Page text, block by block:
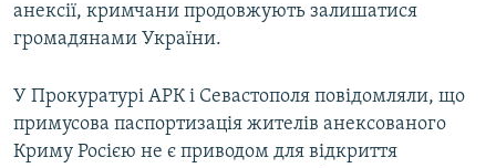
анексії, кримчани продовжують залишатися
громадянами України.
У Прокуратурі АРК і Севастополя повідомляли, що
примусова паспортизація жителів анексованого
Криму Росією не є приводом для відкриття